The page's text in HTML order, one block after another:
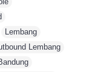
Lembang
Lembang